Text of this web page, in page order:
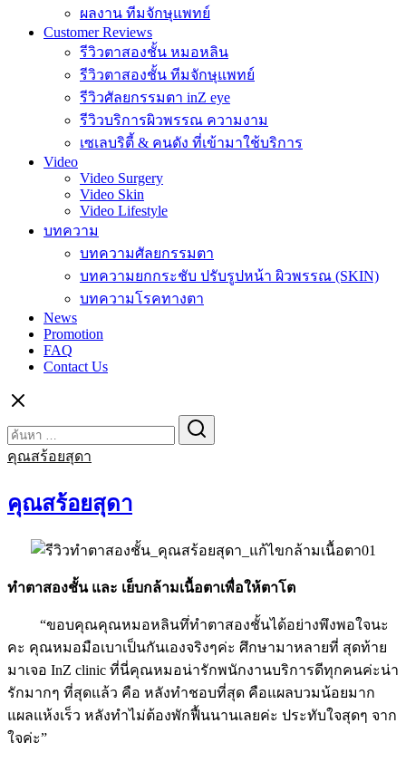
ผลงาน ทีมจักษุแพทย์
Customer Reviews
รีวิวตาสองชั้น หมอหลิน
รีวิวตาสองชั้น ทีมจักษุแพทย์
รีวิวศัลยกรรมตา inZ eye
รีวิวบริการผิวพรรณ ความงาม
เซเลบริตี้ & คนดัง ที่เข้ามาใช้บริการ
Video
Video Surgery
Video Skin
Video Lifestyle
บทความ
บทความศัลยกรรมตา
บทความยกกระชับ ปรับรูปหน้า ผิวพรรณ (SKIN)
บทความโรคทางตา
News
Promotion
FAQ
Contact Us
for:
คุณสร้อยสุดา
คุณสร้อยสุดา
ทำตาสองชั้น และ เย็บกล้ามเนื้อตาเพื่อให้ตาโต
“ขอบคุณคุณหมอหลินทึ่ทำตาสองชั้นได้อย่างพึงพอใจนะ
คะ คุณหมอมือเบาเป็นกันเองจริงๆค่ะ ศึกษามาหลายที่ สุดท้าย
มาเจอ InZ clinic ที่นี่คุณหมอน่ารักพนักงานบริการดีทุกคนค่ะน่า
รักมากๆ ที่สุดแล้ว คือ หลังทำชอบที่สุด คือแผลบวมน้อยมาก
แผลแห้งเร็ว หลังทำไม่ต้องพักฟื้นนานเลยค่ะ ประทับใจสุดๆ จาก
ใจค่ะ”